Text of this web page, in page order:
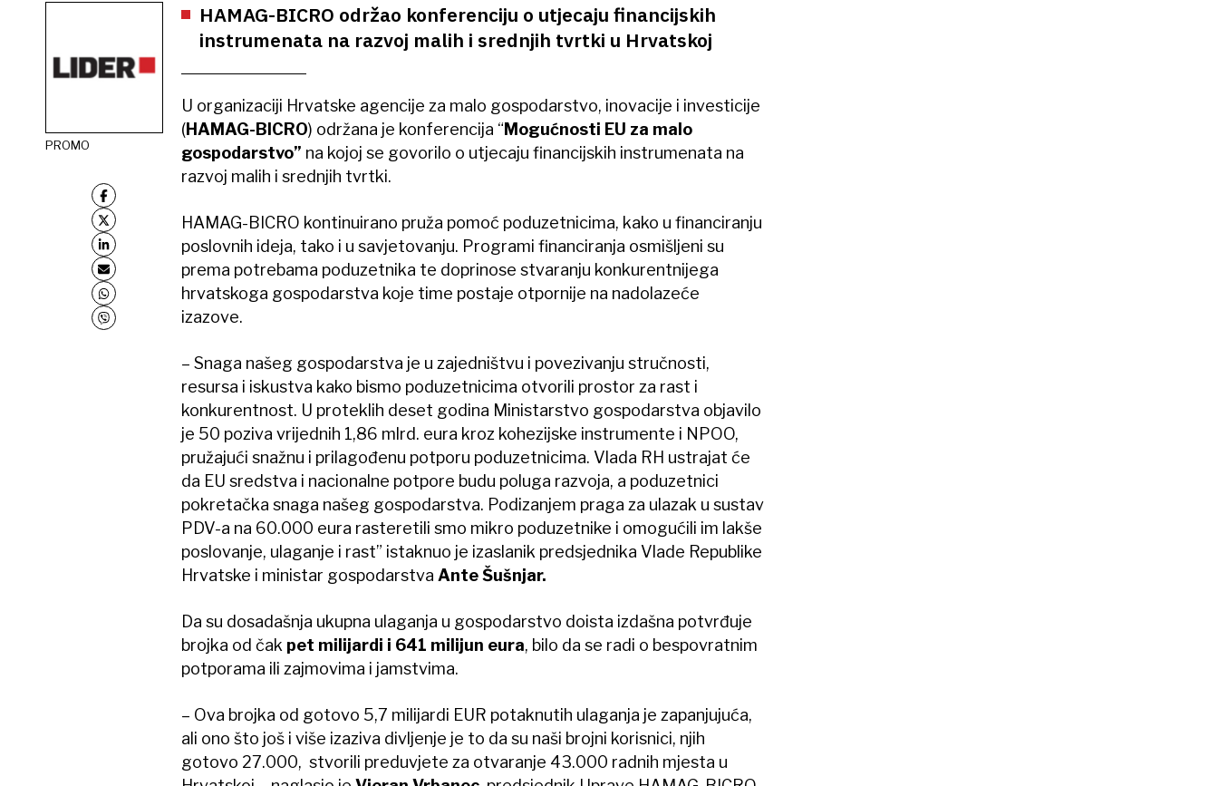
PROMO
HAMAG-BICRO održao konferenciju o utjecaju financijskih
instrumenata na razvoj malih i srednjih tvrtki u Hrvatskoj
U organizaciji Hrvatske agencije za malo gospodarstvo, inovacije i investicije
(HAMAG-BICRO) održana je konferencija “Mogućnosti EU za malo
gospodarstvo” na kojoj se govorilo o utjecaju financijskih instrumenata na
razvoj malih i srednjih tvrtki.
HAMAG-BICRO kontinuirano pruža pomoć poduzetnicima, kako u financiranju
poslovnih ideja, tako i u savjetovanju. Programi financiranja osmišljeni su
prema potrebama poduzetnika te doprinose stvaranju konkurentnijega
hrvatskoga gospodarstva koje time postaje otpornije na nadolazeće
izazove.
– Snaga našeg gospodarstva je u zajedništvu i povezivanju stručnosti,
resursa i iskustva kako bismo poduzetnicima otvorili prostor za rast i
konkurentnost. U proteklih deset godina Ministarstvo gospodarstva objavilo
je 50 poziva vrijednih 1,86 mlrd. eura kroz kohezijske instrumente i NPOO,
pružajući snažnu i prilagođenu potporu poduzetnicima. Vlada RH ustrajat će
da EU sredstva i nacionalne potpore budu poluga razvoja, a poduzetnici
pokretačka snaga našeg gospodarstva. Podizanjem praga za ulazak u sustav
PDV-a na 60.000 eura rasteretili smo mikro poduzetnike i omogućili im lakše
poslovanje, ulaganje i rast” istaknuo je izaslanik predsjednika Vlade Republike
Hrvatske i ministar gospodarstva Ante Šušnjar.
Da su dosadašnja ukupna ulaganja u gospodarstvo doista izdašna potvrđuje
brojka od čak pet milijardi i 641 milijun eura, bilo da se radi o bespovratnim
potporama ili zajmovima i jamstvima.
– Ova brojka od gotovo 5,7 milijardi EUR potaknutih ulaganja je zapanjujuća,
ali ono što još i više izaziva divljenje je to da su naši brojni korisnici, njih
gotovo 27.000, stvorili preduvjete za otvaranje 43.000 radnih mjesta u